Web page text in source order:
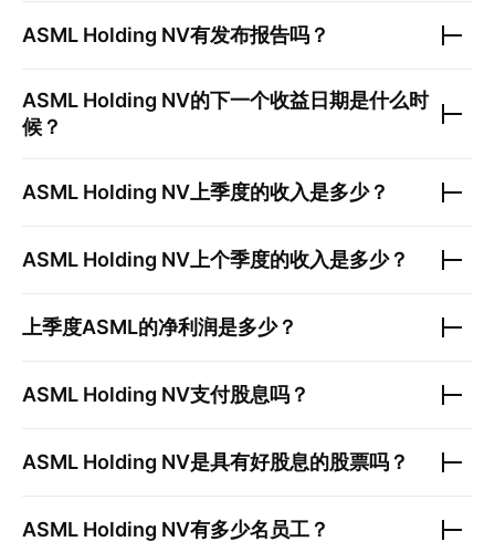
ASML Holding NV有发布报告吗？
ASML Holding NV的下一个收益日期是什么时
候？
ASML Holding NV 上季度的收入是多少？
ASML Holding NV 上个季度的收入是多少？
上季度ASML的净利润是多少？
ASML Holding NV支付股息吗？
ASML Holding NV是具有好股息的股票吗？
ASML Holding NV有多少名员工？